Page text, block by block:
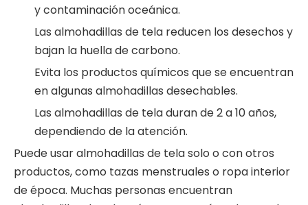
y contaminación oceánica.
Las almohadillas de tela reducen los desechos y
bajan la huella de carbono.
Evita los productos químicos que se encuentran
en algunas almohadillas desechables.
Las almohadillas de tela duran de 2 a 10 años,
dependiendo de la atención.
Puede usar almohadillas de tela solo o con otros
productos, como tazas menstruales o ropa interior
de época. Muchas personas encuentran